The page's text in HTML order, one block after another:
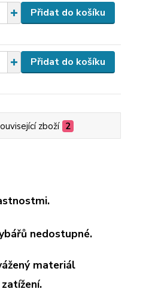
Přidat do košíku
Přidat do košíku
zboží 2
nedostupné.
materiál